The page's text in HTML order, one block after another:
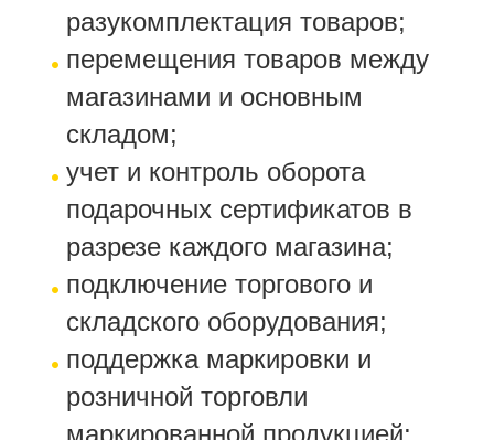
разукомплектация товаров;
перемещения товаров между
магазинами и основным
складом;
учет и контроль оборота
подарочных сертификатов в
разрезе каждого магазина;
подключение торгового и
складского оборудования;
поддержка маркировки и
розничной торговли
маркированной продукцией;